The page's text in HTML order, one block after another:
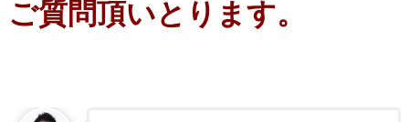
ご質問頂いとります。